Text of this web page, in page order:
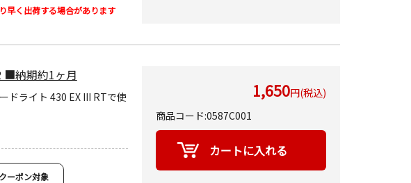
早く出荷する場合があります
■納期約1ヶ月
ドライト 430 EX III RTで使
ーポン対象
1,650円(税込)
商品コード:0587C001